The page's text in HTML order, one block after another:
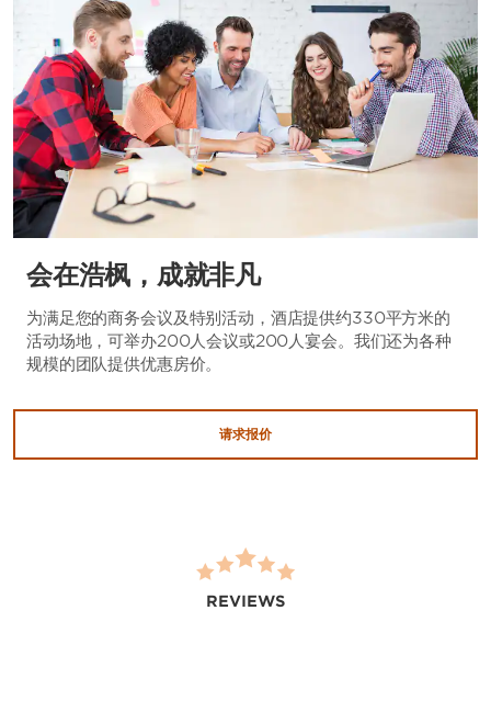
会在浩枫，成就非凡
为满足您的商务会议及特别活动，酒店提供约330平方米的
活动场地，可举办200人会议或200人宴会。我们还为各种
规模的团队提供优惠房价。
请求报价
REVIEWS